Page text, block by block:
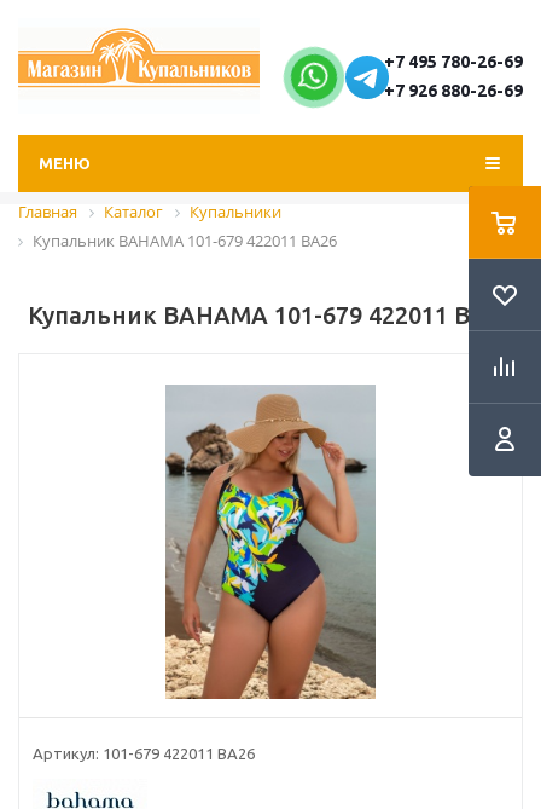
+7 495 780-26-69
+7 926 880-26-69
МЕНЮ
Главная Каталог
Купальники
Купальник BAHAMA 101-679 422011 BA26
Купальник BAHAMA 101-679 422011 BA26
Артикул: 101-679 422011 BA26